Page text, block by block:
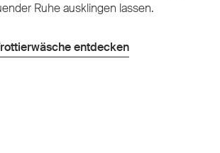
Ruhe ausklingen lassen.
entdecken